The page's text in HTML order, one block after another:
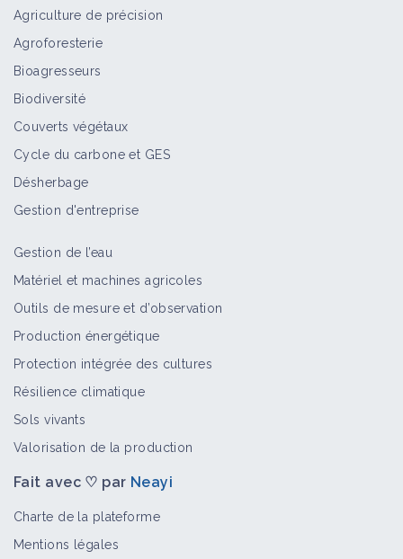
Vidéo
Masterclass sols : le modèle agricole
disruptif de la ferme Affable
Vidéo
Méthode Fortier : bio intensif contre
Agriculture de précision
Agroforesterie
Bioagresseurs
Biodiversité
Couverts végétaux
Cycle du carbone et GES
Désherbage
Gestion d'entreprise
Gestion de l’eau
Matériel et machines agricoles
Outils de mesure et d’observation
Production énergétique
Protection intégrée des cultures
Résilience climatique
Sols vivants
Valorisation de la production
Fait avec ♡ par Neayi
Charte de la plateforme
Mentions légales